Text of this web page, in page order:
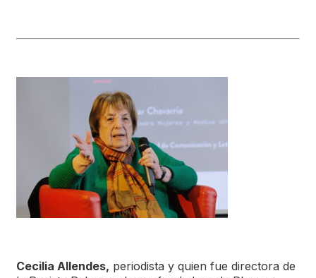
Cecilia Allendes, periodista y quien fue directora de